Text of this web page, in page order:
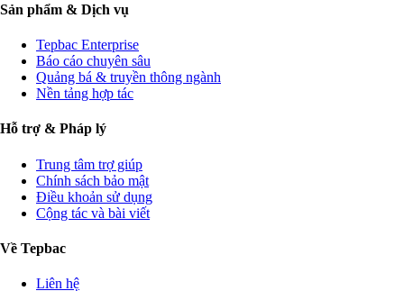
Sản phẩm & Dịch vụ
Tepbac Enterprise
Báo cáo chuyên sâu
Quảng bá & truyền thông ngành
Nền tảng hợp tác
Hỗ trợ & Pháp lý
Trung tâm trợ giúp
Chính sách bảo mật
Điều khoản sử dụng
Cộng tác và bài viết
Về Tepbac
Liên hệ